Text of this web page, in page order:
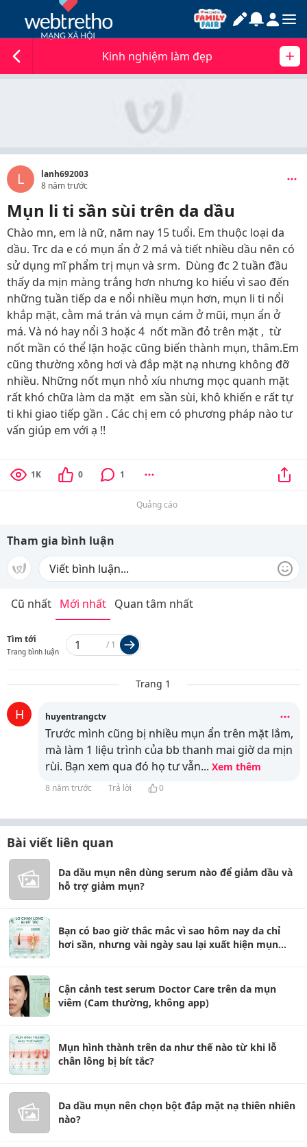
Kinh nghiệm làm đẹp
L
lanh692003
8 năm trước
Mụn li ti sần sùi trên da dầu
Chào mn, em là nữ, năm nay 15 tuổi. Em thuộc loại da
dầu. Trc da e có mụn ẩn ở 2 má và tiết nhiều dầu nên có
sử dụng mĩ phẩm trị mụn và srm. Dùng đc 2 tuần đầu
thấy da mịn màng trắng hơn nhưng ko hiểu vì sao đến
những tuần tiếp da e nổi nhiều mụn hơn, mụn li ti nổi
khắp mặt, cằm má trán và mụn cám ở mũi, mụn ẩn ở
má. Và nó hay nổi 3 hoặc 4 nốt mần đỏ trên mặt , từ
nốt mần có thể lặn hoặc cũng biến thành mụn, thâm.Em
cũng thường xông hơi và đắp mặt nạ nhưng không đỡ
nhiều. Những nốt mụn nhỏ xíu nhưng mọc quanh mặt
rất khó chữa làm da mặt em sần sùi, khô khiến e rất tự
ti khi giao tiếp gần . Các chị em có phương pháp nào tư
vấn giúp em với ạ !!
1K 0 1
Quảng cáo
Tham gia bình luận
Cũ nhất Mới nhất Quan tâm nhất
Tìm tới
Trang bình luận
/ 1
Trang 1
H huyentrangctv
Trước mình cũng bị nhiều mụn ẩn trên mặt lắm,
mà làm 1 liệu trình của bb thanh mai giờ da mịn
rùi. Bạn xem qua đó họ tư vẫn... Xem thêm
8 năm trước Trả lời 0
Bài viết liên quan
Da dầu mụn nên dùng serum nào để giảm dầu và
hỗ trợ giảm mụn?
Bạn có bao giờ thắc mắc vì sao hôm nay da chỉ
hơi sần, nhưng vài ngày sau lại xuất hiện mụn
Cận cảnh test serum Doctor Care trên da mụn
viêm (Cam thường, không app)
Mụn hình thành trên da như thế nào từ khi lỗ
chân lông bị bít tắc?
Da dầu mụn nên chọn bột đắp mặt nạ thiên nhiên
nào?